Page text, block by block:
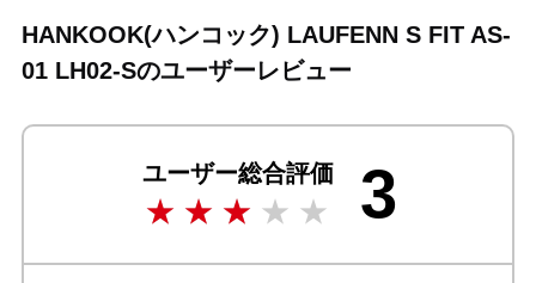
HANKOOK(ハンコック) LAUFENN S FIT AS-
01 LH02-Sのユーザーレビュー
ユーザー総合評価 3